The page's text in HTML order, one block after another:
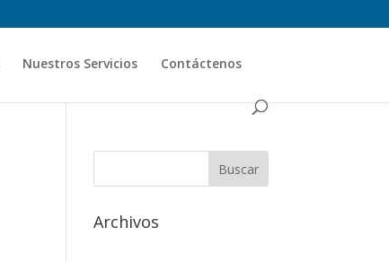
Nuestros Servicios Contáctenos
Archivos